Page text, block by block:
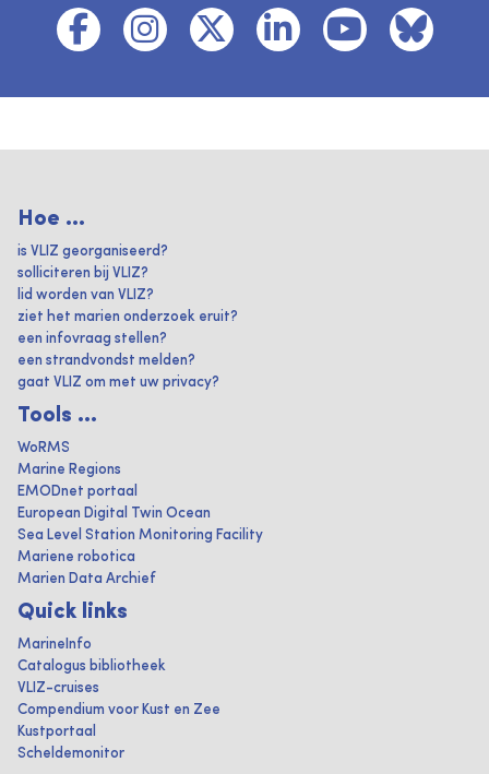
Hoe ...
is VLIZ georganiseerd?
solliciteren bij VLIZ?
lid worden van VLIZ?
ziet het marien onderzoek eruit?
een infovraag stellen?
een strandvondst melden?
gaat VLIZ om met uw privacy?
Tools ...
WoRMS
Marine Regions
EMODnet portaal
European Digital Twin Ocean
Sea Level Station Monitoring Facility
Mariene robotica
Marien Data Archief
Quick links
MarineInfo
Catalogus bibliotheek
VLIZ-cruises
Compendium voor Kust en Zee
Kustportaal
Scheldemonitor